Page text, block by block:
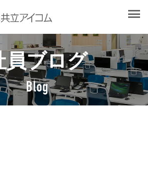
員ブログ
Blog
会社概要
社長挨拶
企業理念
沿革
認証取得
選ばれる理由
サービス紹介
制作・ホームページ制作